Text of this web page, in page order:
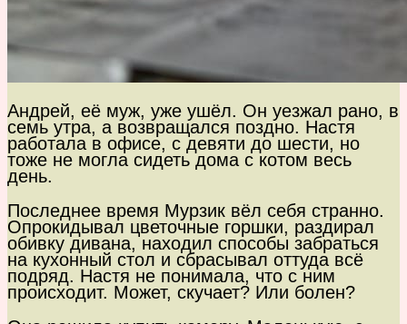
Андрей, её муж, уже ушёл. Он уезжал рано, в
семь утра, а возвращался поздно. Настя
работала в офисе, с девяти до шести, но
тоже не могла сидеть дома с котом весь
день.
Последнее время Мурзик вёл себя странно.
Опрокидывал цветочные горшки, раздирал
обивку дивана, находил способы забраться
на кухонный стол и сбрасывал оттуда всё
подряд. Настя не понимала, что с ним
происходит. Может, скучает? Или болен?